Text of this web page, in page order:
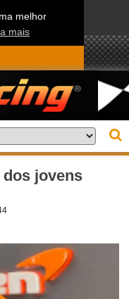
melhor
mais
jovens